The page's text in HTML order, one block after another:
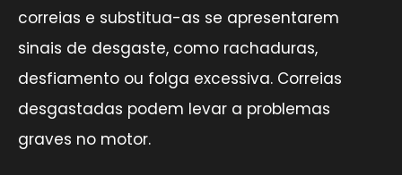
correias e substitua-as se apresentarem
sinais de desgaste, como rachaduras,
desfiamento ou folga excessiva. Correias
desgastadas podem levar a problemas
graves no motor.